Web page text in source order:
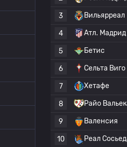
3 Вильярреал
4 Атл. Мадрид
5 Бетис
6 Сельта Виго
7 Хетафе
8 Райо
9 Валенсия
10 Реал